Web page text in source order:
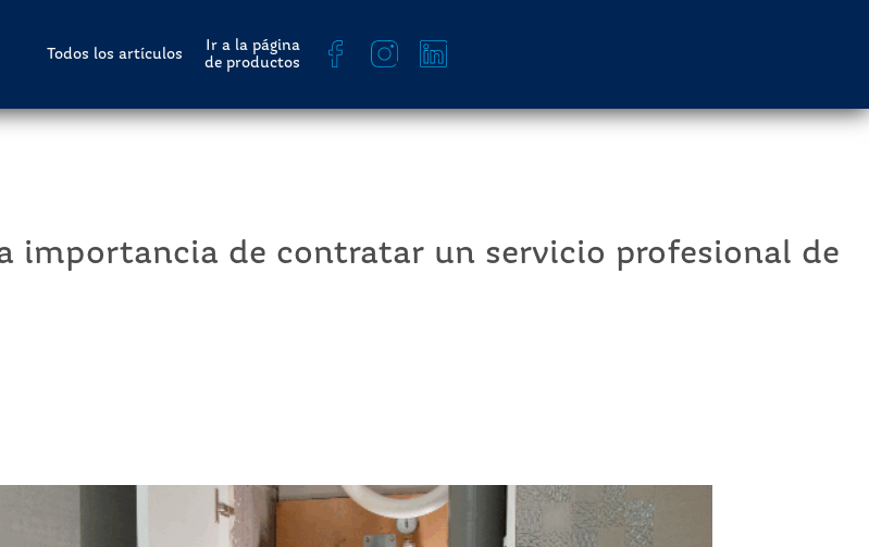
Todos los artículos
Ir a la página
de productos
importancia de contratar un servicio profesional de